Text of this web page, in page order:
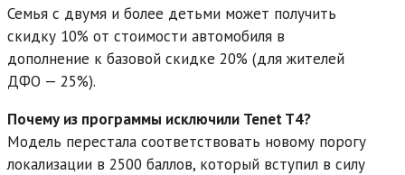
Семья с двумя и более детьми может получить
скидку 10% от стоимости автомобиля в
дополнение к базовой скидке 20% (для жителей
ДФО — 25%).
Почему из программы исключили Tenet T4?
Модель перестала соответствовать новому порогу
локализации в 2500 баллов, который вступил в силу